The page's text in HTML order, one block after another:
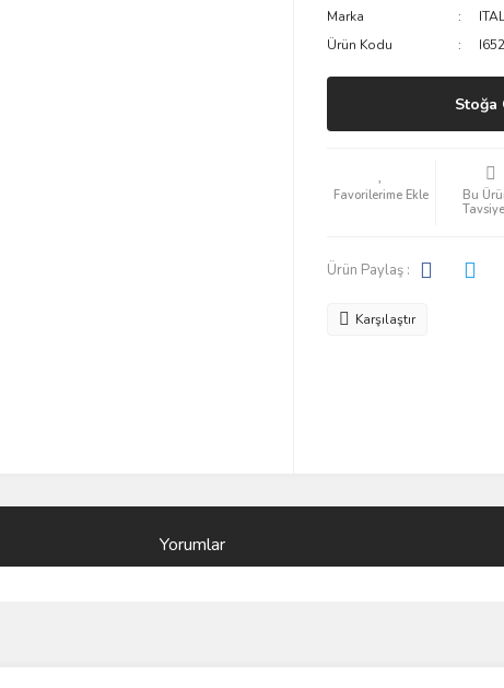
Marka
Ürün Kodu
Stoğa
Bu
Ürün Paylaş :
Karşılaştır
Yorumlar